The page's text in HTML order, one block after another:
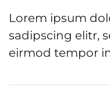
Lorem ipsum
sadipscing elitr,
eirmod tempor